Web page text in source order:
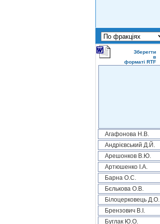
Зберегти
в
форматі RTF
Агафонова Н.В.
Андрієвський Д.Й.
Арешонков В.Ю.
Артюшенко І.А.
Барна О.С.
Бєлькова О.В.
Білоцерковець Д.О.
Брензович В.І.
Буглак Ю.О.